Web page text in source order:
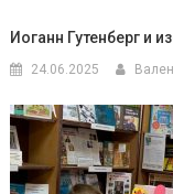
Иоганн Гутенберг и
24.06.2025